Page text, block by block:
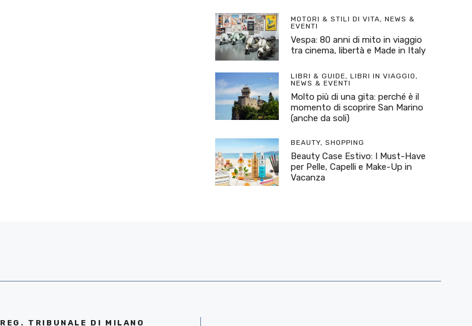
MOTORI & STILI DI VITA, NEWS &
EVENTI
Vespa: 80 anni di mito in viaggio
tra cinema, libertà e Made in Italy
LIBRI & GUIDE, LIBRI IN VIAGGIO,
NEWS & EVENTI
Molto più di una gita: perché è il
momento di scoprire San Marino
(anche da soli)
BEAUTY, SHOPPING
Beauty Case Estivo: I Must-Have
per Pelle, Capelli e Make-Up in
Vacanza
REG. TRIBUNALE DI MILANO